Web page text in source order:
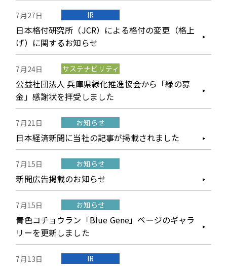
7月27日 IR
日本格付研究所（JCR）による格付の変更（格上
げ）に関するお知らせ
7月24日 サステナビリティ
公益社団法人 兵庫県緑化推進協会から「緑の募
金」感謝状を拝受しました
7月21日 お知らせ
日本経済新聞に当社の記事が掲載されました
7月15日 お知らせ
新聞広告掲載のお知らせ
7月15日 お知らせ
青色コチョウラン「Blue Gene」ページのギャラ
リーを更新しました
7月13日 IR